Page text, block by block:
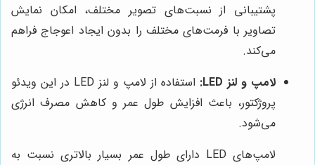
پشتیبانی از نسبت‌های تصویر مختلف، امکان نمایش
تصاویر با فرمت‌های مختلف را بدون ایجاد اعوجاج فراهم
می‌کند.
لامپ و لنز LED:
استفاده از لامپ و لنز LED در این ویدئو
پروژکتور، باعث افزایش طول عمر و کاهش مصرف انرژی
می‌شود.
لامپ‌های LED دارای طول عمر بسیار بالاتری نسبت به